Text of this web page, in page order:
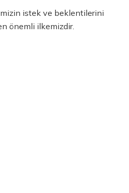
istek ve beklentilerini
önemli ilkemizdir.